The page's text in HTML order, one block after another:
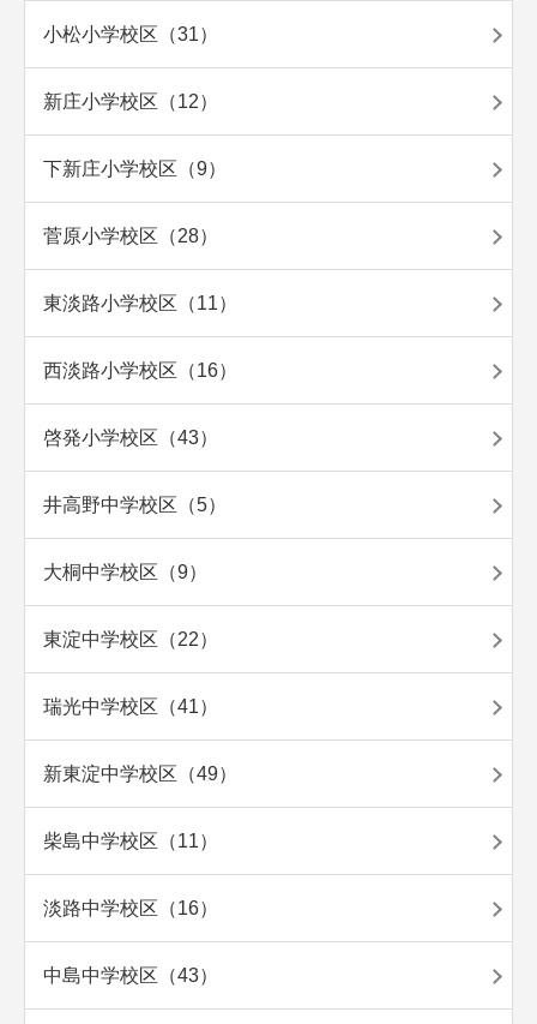
小松小学校区（31）
新庄小学校区（12）
下新庄小学校区（9）
菅原小学校区（28）
東淡路小学校区（11）
西淡路小学校区（16）
啓発小学校区（43）
井高野中学校区（5）
大桐中学校区（9）
東淀中学校区（22）
瑞光中学校区（41）
新東淀中学校区（49）
柴島中学校区（11）
淡路中学校区（16）
中島中学校区（43）